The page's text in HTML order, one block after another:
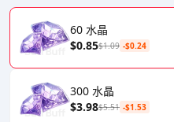
60 水晶
$0.85$1.09 -$0.24
300 水晶
$3.98$5.51 -$1.53